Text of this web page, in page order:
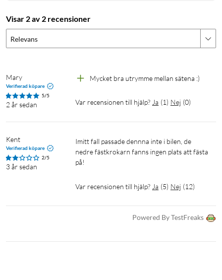
Visar 2 av 2 recensioner
Relevans
Mary
Verifierad köpare
5/5
2 år sedan
Mycket bra utrymme mellan sätena :)
Var recensionen till hjälp? Ja (1) Nej (0)
Kent
Verifierad köpare
2/5
3 år sedan
Imitt fall passade dennna inte i bilen, de
nedre fästkrokarn fanns ingen plats att fästa
på!
Var recensionen till hjälp? Ja (5) Nej (12)
Powered By TestFreaks